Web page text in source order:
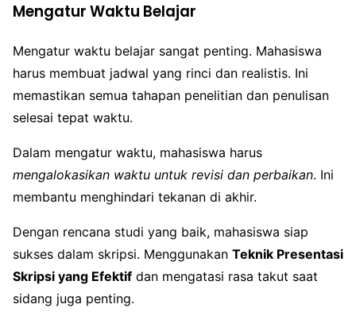
Mengatur Waktu Belajar
Mengatur waktu belajar sangat penting. Mahasiswa
harus membuat jadwal yang rinci dan realistis. Ini
memastikan semua tahapan penelitian dan penulisan
selesai tepat waktu.
Dalam mengatur waktu, mahasiswa harus
mengalokasikan waktu untuk revisi dan perbaikan. Ini
membantu menghindari tekanan di akhir.
Dengan rencana studi yang baik, mahasiswa siap
sukses dalam skripsi. Menggunakan Teknik Presentasi
Skripsi yang Efektif dan mengatasi rasa takut saat
sidang juga penting.